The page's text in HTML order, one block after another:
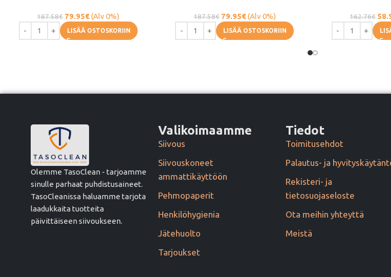
187.58€ 79.95€(Alv 0%)
LISÄÄ OSTOSKORIIN
187.58€ 79.95€(Alv 0%)
LISÄÄ OSTOSKORIIN
162.76€
Olemme TasoClean - tarjoamme
sinulle parhaat puhdistusaineet.
TasoCleanissa haluamme tarjota
laadukkaita tuotteita
päivittäiseen siivoukseen.
Valikoimaamme
Siivous
Siivouskoneet
ammattikäyttöön
Pehmopaperit
Henkilöhygienia
Jätehuolto
Tarjoukset
Tiedot
Toimitusehdot
Palautus- ja
Rekisteri- ja
tietosuojaseloste
Ota meihin yhteyttä
Meistä